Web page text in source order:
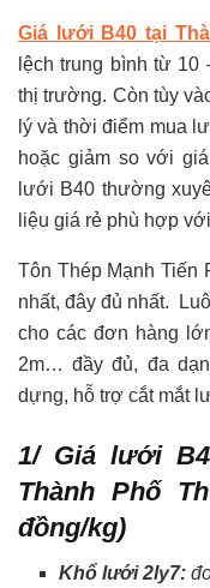
Giá lưới B40 tại
lệch trung bình từ
thị trường. Còn tùy
lý và thời điểm mua
hoặc giảm so với
lưới B40 thường
liệu giá rẻ phù hợp
Tôn Thép Mạnh Tiến
nhất, đây đủ nhất.
cho các đơn hàng
2m… đầy đủ, đa
dựng, hỗ trợ cắt mắt
1/ Giá lưới
Thành Phố
đồng/kg)
Khổ lưới 2ly7: